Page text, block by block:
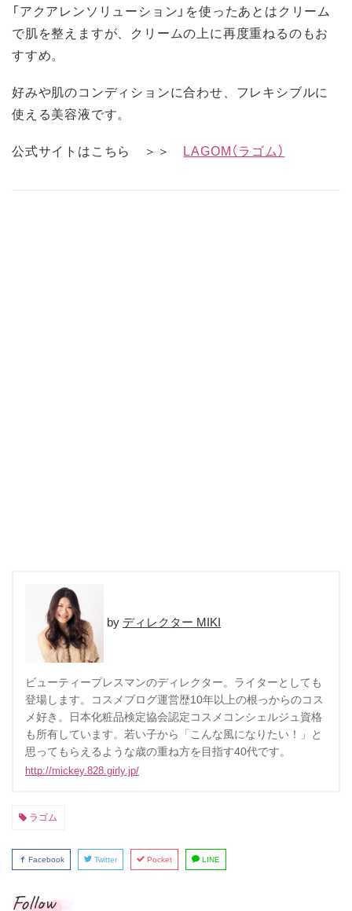
「アクアレンソリューション」を使ったあとはクリーム
で肌を整えますが、クリームの上に再度重ねるのもお
すすめ。
好みや肌のコンディションに合わせ、フレキシブルに
使える美容液です。
公式サイトはこちら ＞＞ LAGOM（ラゴム）
ディレクター MIKI
ビューティープレスマンのディレクター。ライターとしても
登場します。コスメブログ運営歴10年以上の根っからのコス
メ好き。日本化粧品検定協会認定コスメコンシェルジュ資格
も所有しています。若い子から「こんな風になりたい！」と
思ってもらえるような歳の重ね方を目指す40代です。
http://mickey.828.girly.jp/
ラゴム
Facebook Twitter Pocket LINE
Follow